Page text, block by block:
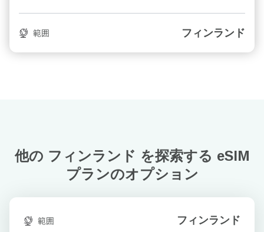
範囲 フィンランド
他の フィンランド を探索する eSIM
プランのオプション
範囲 フィンランド